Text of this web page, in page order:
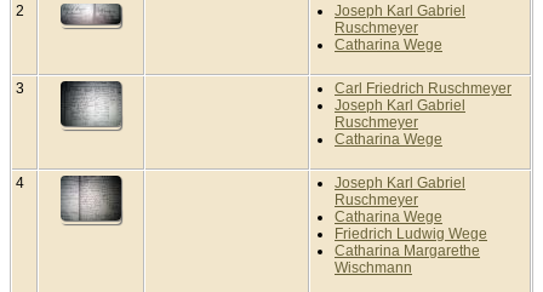
2
Joseph Karl Gabriel
Ruschmeyer
Catharina Wege
3
Carl Friedrich Ruschmeyer
Joseph Karl Gabriel
Ruschmeyer
Catharina Wege
4
Joseph Karl Gabriel
Ruschmeyer
Catharina Wege
Friedrich Ludwig Wege
Catharina Margarethe
Wischmann